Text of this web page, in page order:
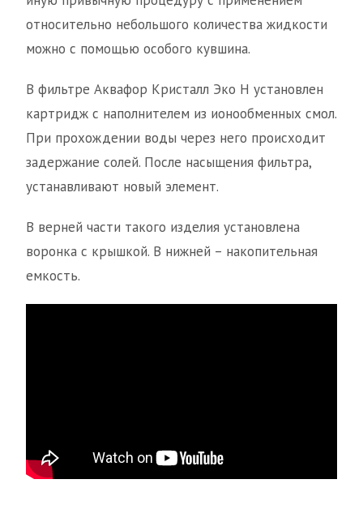
относительно небольшого количества жидкости
можно с помощью особого кувшина.
В фильтре Аквафор Кристалл Эко Н установлен
картридж с наполнителем из ионообменных смол.
При прохождении воды через него происходит
задержание солей. После насыщения фильтра,
устанавливают новый элемент.
В верней части такого изделия установлена
воронка с крышкой. В нижней – накопительная
емкость.